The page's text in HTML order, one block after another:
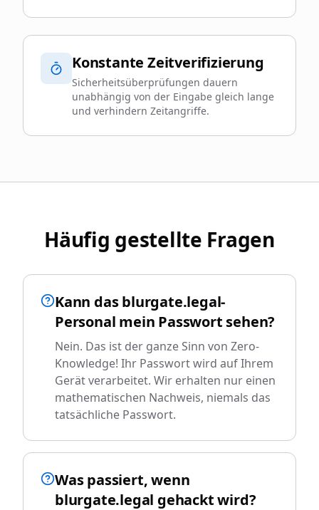
Konstante Zeitverifizierung
Sicherheitsüberprüfungen dauern
unabhängig von der Eingabe gleich lange
und verhindern Zeitangriffe.
Häufig gestellte Fragen
Kann das blurgate.legal-
Personal mein Passwort sehen?
Nein. Das ist der ganze Sinn von Zero-
Knowledge! Ihr Passwort wird auf Ihrem
Gerät verarbeitet. Wir erhalten nur einen
mathematischen Nachweis, niemals das
tatsächliche Passwort.
Was passiert, wenn
blurgate.legal gehackt wird?